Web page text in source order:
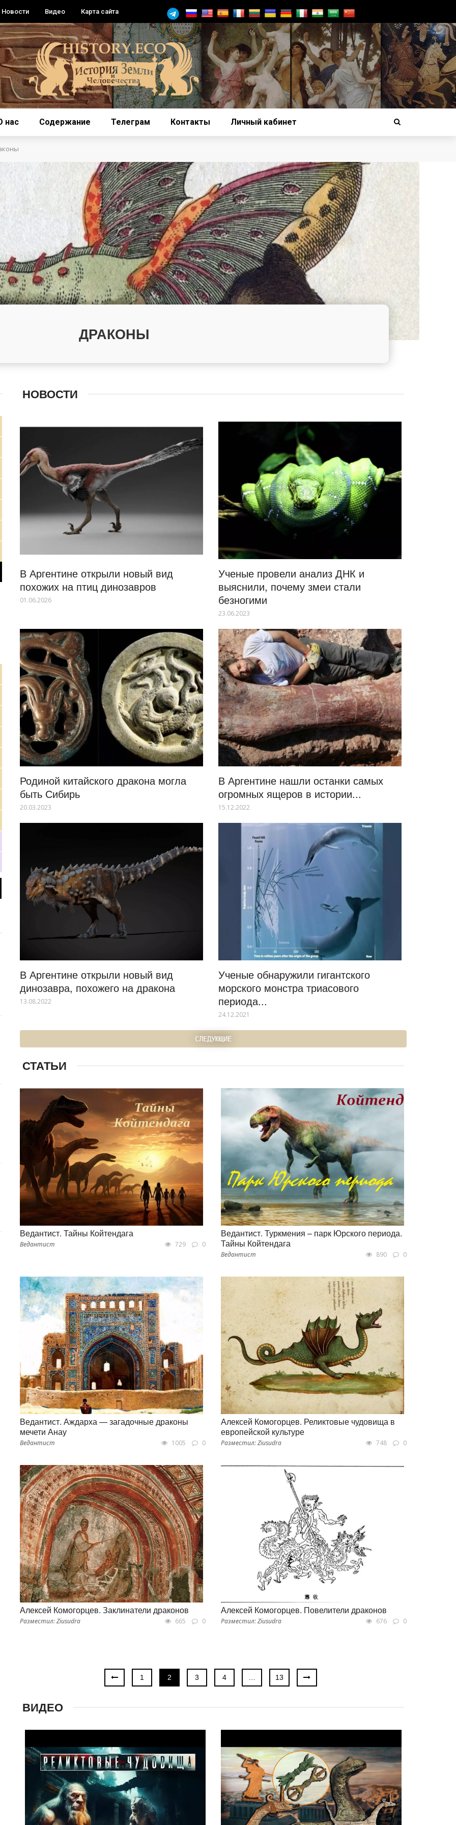
Новости Видео Карта сайта
нас Содержание Телеграм Контакты Личный кабинет
ДРАКОНЫ
НОВОСТИ
В Аргентине открыли новый вид
похожих на птиц динозавров
01.06.2026
Ученые провели анализ ДНК и
выяснили, почему змеи стали
безногими
23.06.2023
Родиной китайского дракона могла
быть Сибирь
20.03.2023
В Аргентине нашли останки самых
огромных ящеров в истории...
15.12.2022
В Аргентине открыли новый вид
динозавра, похожего на дракона
13.08.2022
Ученые обнаружили гигантского
морского монстра триасового
периода...
24.12.2021
СЛЕДУЮЩИЕ
СТАТЬИ
Ведантист. Тайны Койтендага
Ведантист 729 0
Ведантист. Туркмения – парк Юрского периода.
Тайны Койтендага
Ведантист 890 0
Ведантист. Аждарха — загадочные драконы
мечети Анау
Ведантист 1005 0
Алексей Комогорцев. Реликтовые чудовища в
европейской культуре
Разместил: Ziusudra 748 0
Алексей Комогорцев. Заклинатели драконов
Разместил: Ziusudra 665 0
Алексей Комогорцев. Повелители драконов
Разместил: Ziusudra 676 0
1 2 3 4 13
ВИДЕО